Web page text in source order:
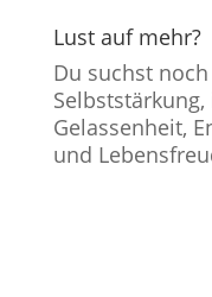
Lust auf mehr?
Du suchst
Gelassenheit,
und